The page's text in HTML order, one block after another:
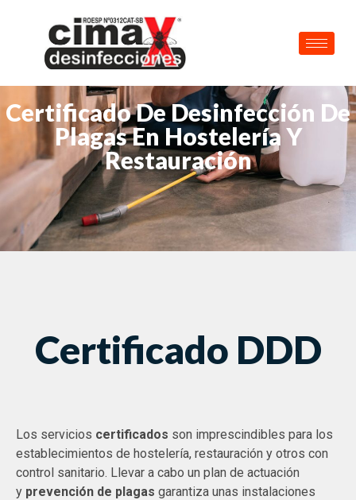
Certificado De Desinfección De
Plagas En Hostelería Y
Restauración
Certificado DDD
Los servicios certificados son imprescindibles para los
establecimientos de hostelería, restauración y otros con
control sanitario. Llevar a cabo un plan de actuación
y prevención de plagas garantiza unas instalaciones